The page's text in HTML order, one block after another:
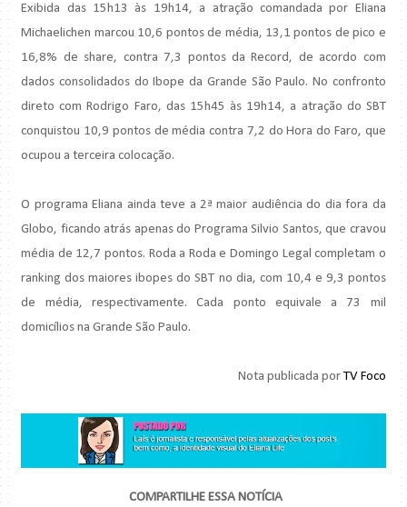
Exibida das 15h13 às 19h14, a atração comandada por Eliana
Michaelichen marcou 10,6 pontos de média, 13,1 pontos de pico e
16,8% de share, contra 7,3 pontos da Record, de acordo com
dados consolidados do Ibope da Grande São Paulo. No confronto
direto com Rodrigo Faro, das 15h45 às 19h14, a atração do SBT
conquistou 10,9 pontos de média contra 7,2 do Hora do Faro, que
ocupou a terceira colocação.
O programa Eliana ainda teve a 2ª maior audiência do dia fora da
Globo, ficando atrás apenas do Programa Silvio Santos, que cravou
média de 12,7 pontos. Roda a Roda e Domingo Legal completam o
ranking dos maiores ibopes do SBT no dia, com 10,4 e 9,3 pontos
de média, respectivamente. Cada ponto equivale a 73 mil
domicílios na Grande São Paulo.
Nota publicada porTV Foco
COMPARTILHE ESSA NOTÍCIA